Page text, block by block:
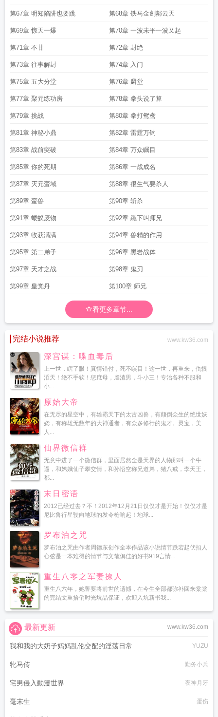
第67章 明知陷阱也要跳 第68章 铁马金剑郝云天
第69章 惊天一爆 第70章 一波未平一波又起
第71章 不甘 第72章 封绝
第73章 往事解封 第74章 入门
第75章 五大分堂 第76章 麟堂
第77章 聚元练功房 第78章 拳头说了算
第79章 挑战 第80章 拳打鸳鸯
第81章 神秘小鼎 第82章 雷霆万钧
第83章 战前突破 第84章 万众瞩目
第85章 你的死期 第86章 一战成名
第87章 灭元蛮域 第88章 很生气要杀人
第89章 蛮兽 第90章 斩杀
第91章 蝼蚁废物 第92章 跪下叫师兄
第93章 收获满满 第94章 兽精的作用
第95章 第二弟子 第96章 黑岩战体
第97章 天才之战 第98章 鬼刃
第99章 皇觉丹 第100章 师兄
查看更多章节...
完结小说推荐 www.kw36.com
深宫谋：喋血毒后
上一世，瞎了眼！真情错付，死不瞑目！这一世，再重来，仇恨
滔天！绝不手软！惩庶母，虐渣男，斗小三！专治各种不服和
小...
原始大帝
在无尽的星空中，有雄霸天下的太古凶兽，有颠倒众生的绝世妖
娆，有称雄无数年的大神通者，有众多修行的鬼才。灵宝，美
人...
仙界微信群
无意中进了一个微信群，里面居然全是天界的人物那叫一个牛
逼，和嫦娥仙子攀交情，和孙悟空称兄道弟，猪八戒，李天王，
都...
末日密语
2012已经过去？不！2012年12月21日仅仅才是开始！仅仅才是
尼比鲁行星驶向地球的发令枪响起！地球...
罗布泊之咒
罗布泊之咒由作者周德东创作全本作品该小说情节跌宕起伏扣人
心弦是一本难得的情节与文笔俱佳的好书919言情...
重生八零之军妻撩人
重生八六年，她誓要将前世的遗撼，在今生全部都弥补回来棠棠
的完结文重拾俏时光坑品保证，欢迎入坑新书我...
www.kw36.com
最新更新
我和我的大奶子妈妈乱伦交配的淫荡日常 YUZU
牝马传 勤务小兵
宅男侵入動漫世界 夜神月牙
毫末生 蛋伤